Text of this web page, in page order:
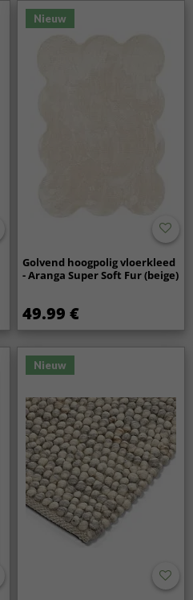
Nieuw
Golvend hoogpolig vloerkleed
- Aranga Super Soft Fur (beige)
49.99 €
Nieuw